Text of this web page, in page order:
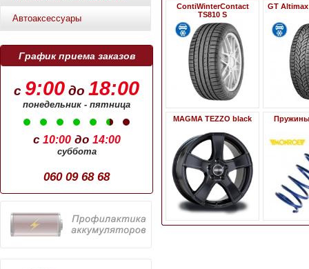
ContiWinterContact
TS810 S
GT
MAGMA TEZZO black Пружины
Автоаксессуары
График приема заказов
с 9:00 до 18:00
понедельник - пятница
с 10:00до 14:00
суббота
060 09 68 68